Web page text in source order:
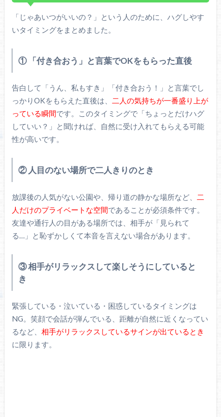
「じゃあいつがいいの？」という人のために、ハグしやす
いタイミングをまとめました。
① 「付き合おう」と言葉でOKをもらった直後
告白して「うん、私もすき」「付き合おう！」と言葉でし
っかりOKをもらえた直後は、
二人の気持ちが一番盛り上が
っている瞬間です。このタイミングで「ちょっとだけハグ
していい？」と聞ければ、自然に受け入れてもらえる可能
性が高いです。
② 人目のない場所で二人きりのとき
放課後の人気がない公園や、帰り道の静かな場所など、
二
人だけのプライベートな空間であることが必須条件です。
友達や通行人の目がある場所では、相手が「見られて
る…」と恥ずかしくて本音を言えない場合があります。
③ 相手がリラックスして楽しそうにしていると
き
緊張している・泣いている・困惑しているタイミングは
NG。笑顔で会話が弾んでいる、距離が自然に近くなってい
るなど、 相手がリラックスしているサインが出ているとき
に限ります。